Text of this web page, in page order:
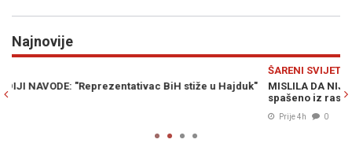
Najnovije
MISLILA DA NIJE DOBILA NIŠTA, PA BACILA JACKPOT: Milion eura